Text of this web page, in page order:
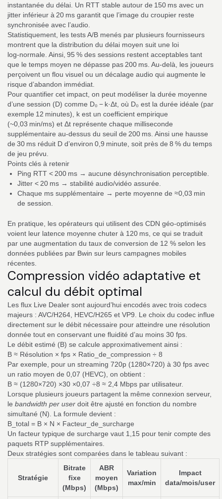
instantanée du délai. Un RTT stable autour de 150 ms avec un
jitter inférieur à 20 ms garantit que l’image du croupier reste
synchronisée avec l’audio.
Statistiquement, les tests A/B menés par plusieurs fournisseurs
montrent que la distribution du délai moyen suit une loi
log‑normale. Ainsi, 95 % des sessions restent acceptables tant
que le temps moyen ne dépasse pas 200 ms. Au-delà, les joueurs
perçoivent un flou visuel ou un décalage audio qui augmente le
risque d’abandon immédiat.
Pour quantifier cet impact, on peut modéliser la durée moyenne
d’une session (D) comme D₀ − k·Δt, où D₀ est la durée idéale (par
exemple 12 minutes), k est un coefficient empirique
(~0,03 min/ms) et Δt représente chaque milliseconde
supplémentaire au-dessus du seuil de 200 ms. Ainsi une hausse
de 30 ms réduit D d’environ 0,9 minute, soit près de 8 % du temps
de jeu prévu.
Points clés à retenir
Ping RTT < 200 ms → aucune désynchronisation perceptible.
Jitter < 20 ms → stabilité audio/vidéo assurée.
Chaque ms supplémentaire → perte moyenne de ≈0,03 min
de session.
En pratique, les opérateurs qui utilisent des CDN géo‑optimisés
voient leur latence moyenne chuter à 120 ms, ce qui se traduit
par une augmentation du taux de conversion de 12 % selon les
données publiées par Bwin sur leurs campagnes mobiles
récentes.
Compression vidéo adaptative et
calcul du débit optimal
Les flux Live Dealer sont aujourd’hui encodés avec trois codecs
majeurs : AVC/H264, HEVC/H265 et VP9. Le choix du codec influe
directement sur le débit nécessaire pour atteindre une résolution
donnée tout en conservant une fluidité d’au moins 30 fps.
Le débit estimé (B) se calcule approximativement ainsi :
B ≈ Résolution × fps × Ratio_de_compression ÷ 8
Par exemple, pour un streaming 720p (1280×720) à 30 fps avec
un ratio moyen de 0,07 (HEVC), on obtient :
B ≈ (1280×720) ×30 ×0,07 ÷8 ≈ 2,4 Mbps par utilisateur.
Lorsque plusieurs joueurs partagent la même connexion serveur,
le bandwidth per user doit être ajusté en fonction du nombre
simultané (N). La formule devient :
B_total = B × N × Facteur_de_surcharge
Un facteur typique de surcharge vaut 1,15 pour tenir compte des
paquets RTP supplémentaires.
Deux stratégies sont comparées dans le tableau suivant :
Stratégie
Bitrate
fixe
(Mbps)
ABR
moyen
(Mbps)
Variation
max/min
Impact
data/mois/user